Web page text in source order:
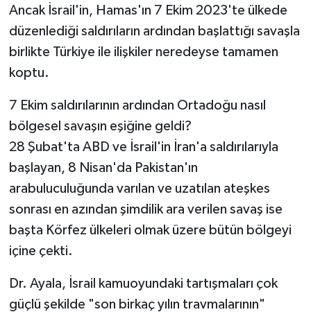
Ancak İsrail'in, Hamas'ın 7 Ekim 2023'te ülkede
düzenlediği saldırıların ardından başlattığı savaşla
birlikte Türkiye ile ilişkiler neredeyse tamamen
koptu.
7 Ekim saldırılarının ardından Ortadoğu nasıl
bölgesel savaşın eşiğine geldi?
28 Şubat'ta ABD ve İsrail'in İran'a saldırılarıyla
başlayan, 8 Nisan'da Pakistan'ın
arabuluculuğunda varılan ve uzatılan ateşkes
sonrası en azından şimdilik ara verilen savaş ise
başta Körfez ülkeleri olmak üzere bütün bölgeyi
içine çekti.
Dr. Ayala, İsrail kamuoyundaki tartışmaları çok
güçlü şekilde "son birkaç yılın travmalarının"